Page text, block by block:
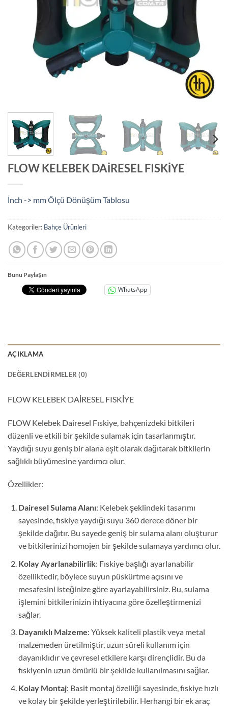
FLOW KELEBEK DAİRESEL FISKİYE
İnch -> mm Ölçü Dönüşüm Tablosu
Kategoriler: Bahçe Ürünleri
Bunu Paylaşın
WhatsApp
AÇIKLAMA
DEĞERLENDIRMELER (0)
FLOW KELEBEK DAİRESEL FISKİYE
FLOW Kelebek Dairesel Fıskiye, bahçenizdeki bitkileri
düzenli ve etkili bir şekilde sulamak için tasarlanmıştır.
Yaydığı suyu geniş bir alana eşit olarak dağıtarak bitkilerin
sağlıklı büyümesine yardımcı olur.
Özellikler:
Dairesel Sulama Alanı: Kelebek şeklindeki tasarımı
sayesinde, fıskiye yaydığı suyu 360 derece döner bir
şekilde dağıtır. Bu sayede geniş bir sulama alanı oluşturur
ve bitkilerinizi homojen bir şekilde sulamaya yardımcı olur.
Kolay Ayarlanabilirlik: Fıskiye başlığı ayarlanabilir
özelliktedir, böylece suyun püskürtme açısını ve
mesafesini isteğinize göre ayarlayabilirsiniz. Bu, sulama
işlemini bitkilerinizin ihtiyacına göre özelleştirmenizi
sağlar.
Dayanıklı Malzeme: Yüksek kaliteli plastik veya metal
malzemeden üretilmiştir, uzun süreli kullanım için
dayanıklıdır ve çevresel etkilere karşı dirençlidir. Bu da
fıskiyenin uzun ömürlü bir şekilde kullanılmasını sağlar.
Kolay Montaj: Basit montaj özelliği sayesinde, fıskiye hızlı
ve kolay bir şekilde yerleştirilebilir. Herhangi bir ek araç